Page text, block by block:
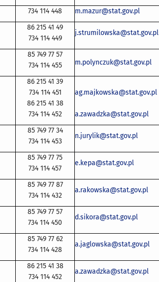
734 114 448 m.mazur@stat.gov.pl
86 215 41 49
734 114 449
j.strumilowska@stat.gov.pl
85 749 77 57
734 114 455
m.polynczuk@stat.gov.pl
86 215 41 39
734 114 451
86 215 41 38
734 114 452
ag.majkowska@stat.gov.pl
a.zawadzka@stat.gov.pl
85 749 77 34
734 114 453
n.jurylik@stat.gov.pl
85 749 77 75
734 114 457
e.kepa@stat.gov.pl
85 749 77 87
734 114 432
a.rakowska@stat.gov.pl
85 749 77 57
734 114 450
d.sikora@stat.gov.pl
85 749 77 62
734 114 428
a.jaglowska@stat.gov.pl
86 215 41 38
734 114 452
a.zawadzka@stat.gov.pl